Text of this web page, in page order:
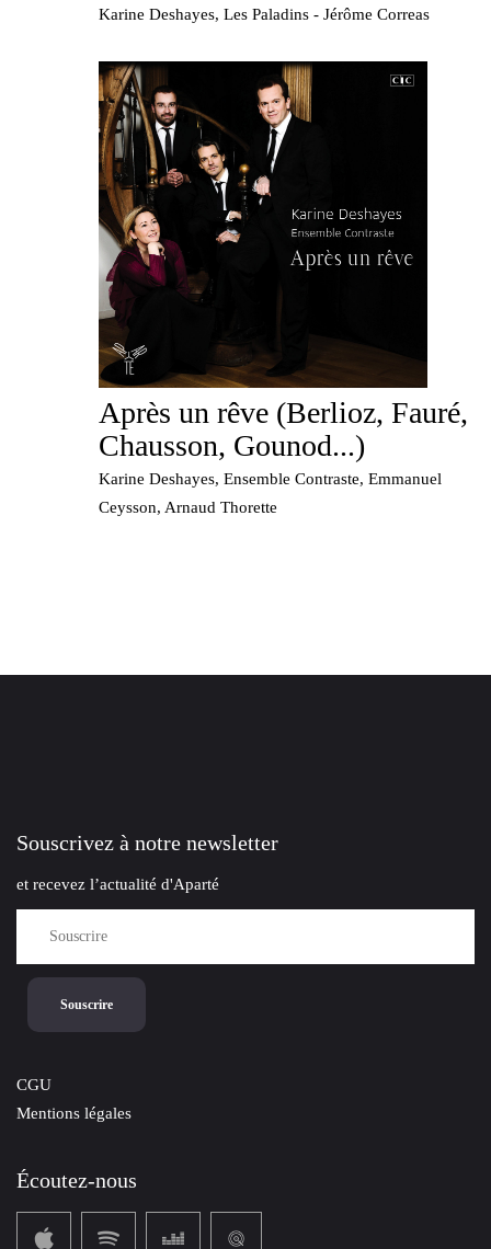
Karine Deshayes, Les Paladins - Jérôme Correas
Apr​è​s un r​ê​ve (Berlioz, Faur​é​,
Chausson, Gounod​.​.​.​)
Karine Deshayes, Ensemble Contraste, Emmanuel
Ceysson, Arnaud Thorette
Souscrivez à notre newsletter
et recevez l’actualité d'Aparté
CGU
Mentions légales
Écoutez-nous